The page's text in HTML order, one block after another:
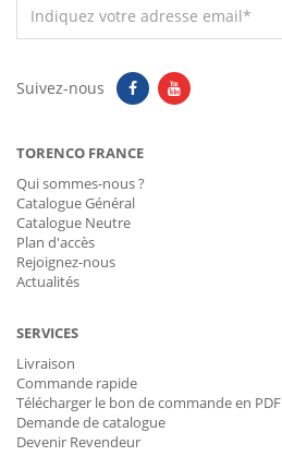
Suivez-nous
TORENCO FRANCE
Qui sommes-nous ?
Catalogue Général
Catalogue Neutre
Plan d'accès
Rejoignez-nous
Actualités
SERVICES
Livraison
Commande rapide
Télécharger le bon de commande en PDF
Demande de catalogue
Devenir Revendeur